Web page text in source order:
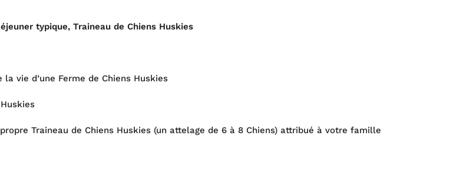
typique, Traineau de Chiens Huskies
vie d’une Ferme de Chiens Huskies
Traineau de Chiens Huskies (un attelage de 6 à 8 Chiens) attribué à votre famille